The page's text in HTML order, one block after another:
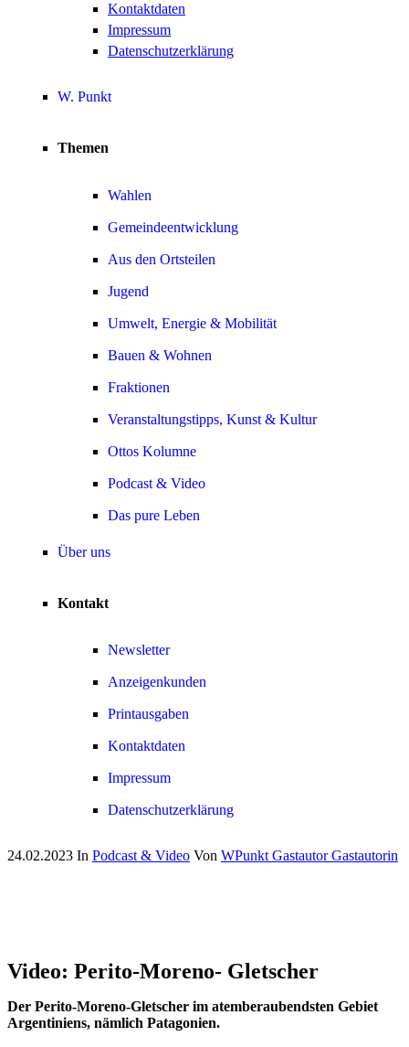
Kontaktdaten
Impressum
Datenschutzerklärung
W. Punkt
Themen
Wahlen
Gemeindeentwicklung
Aus den Ortsteilen
Jugend
Umwelt, Energie & Mobilität
Bauen & Wohnen
Fraktionen
Veranstaltungstipps, Kunst & Kultur
Ottos Kolumne
Podcast & Video
Das pure Leben
Über uns
Kontakt
Newsletter
Anzeigenkunden
Printausgaben
Kontaktdaten
Impressum
Datenschutzerklärung
24.02.2023 In Podcast & Video Von WPunkt Gastautor Gastautorin
Video: Perito-Moreno- Gletscher
Der Perito-Moreno-Gletscher im atemberaubendsten Gebiet
Argentiniens, nämlich Patagonien.